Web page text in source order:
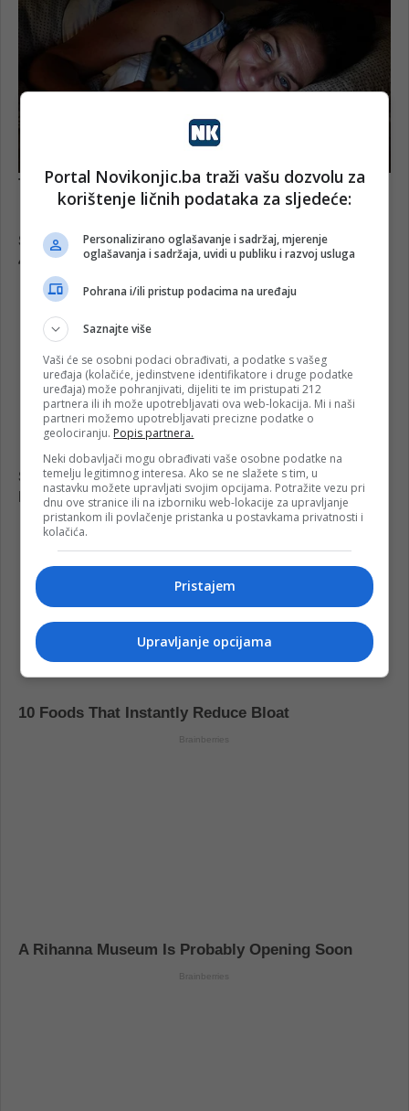
Portal Novikonjic.ba traži vašu dozvolu za
korištenje ličnih podataka za sljedeće:
Personalizirano oglašavanje i sadržaj, mjerenje
oglašavanja i sadržaja, uvidi u publiku i razvoj usluga
Pohrana i/ili pristup podacima na uređaju
Saznajte više
Vaši će se osobni podaci obrađivati, a podatke s vašeg
uređaja (kolačiće, jedinstvene identifikatore i druge podatke
uređaja) može pohranjivati, dijeliti te im pristupati 212
partnera ili ih može upotrebljavati ova web-lokacija. Mi i naši
partneri možemo upotrebljavati precizne podatke o
geolociranju. Popis partnera.
Neki dobavljači mogu obrađivati vaše osobne podatke na
temelju legitimnog interesa. Ako se ne slažete s tim, u
nastavku možete upravljati svojim opcijama. Potražite vezu pri
dnu ove stranice ili na izborniku web-lokacije za upravljanje
pristankom ili povlačenje pristanka u postavkama privatnosti i
kolačića.
Pristajem
Upravljanje opcijama